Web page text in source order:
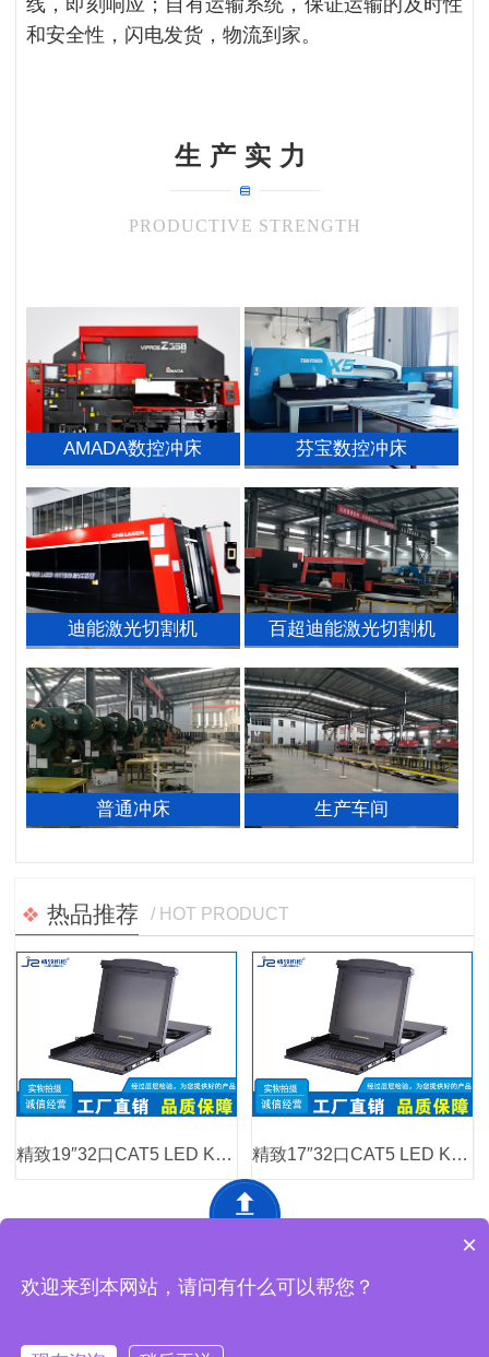
和安全性，闪电发货，物流到家。
生产实力
PRODUCTIVE STRENGTH
AMADA数控冲床 芬宝数控冲床
迪能激光切割机 百超迪能激光切割机
普通冲床 生产车间
热品推荐 / HOT PRODUCT
精致19″32口CAT5 LED KVM控制平台 精致17″32口CAT5 LED KVM控制平台
深圳市精致网络设备有限公司 版权所有
工厂地址：东莞市黄江镇马庙街18号黄金工业城4栋精致工业园
×
欢迎来到本网站，请问有什么可以帮您？